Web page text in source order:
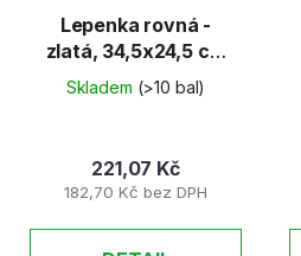
Lepenka rovná -
zlatá, 34,5x24,5 cm
(E-Welle)
Skladem (>10 bal)
182,70 Kč bez DPH
221,07 Kč